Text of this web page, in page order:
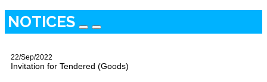
NOTICES
22/Sep/2022
Invitation for Tendered (Goods)